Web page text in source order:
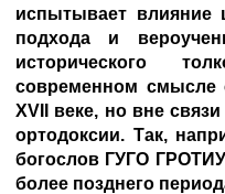
испытывает влияние
подхода и
исторического
современном смысле
XVII веке, но вне
ортодоксии. Так,
богослов ГУГО
более позднего